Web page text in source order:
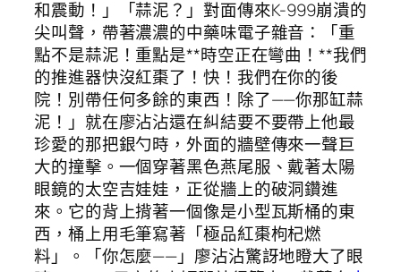
和震動！」「蒜泥？」對面傳來K-999崩潰的
尖叫聲，帶著濃濃的中藥味電子雜音：「重
點不是蒜泥！重點是**時空正在彎曲！**我們
的推進器快沒紅棗了！快！我們在你的後
院！別帶任何多餘的東西！除了——你那缸蒜
泥！」就在廖沾沾還在糾結要不要帶上他最
珍愛的那把銀勺時，外面的牆壁傳來一聲巨
大的撞擊。一個穿著黑色燕尾服、戴著太陽
眼鏡的太空吉娃娃，正從牆上的破洞鑽進
來。它的背上揹著一個像是小型瓦斯桶的東
西，桶上用毛筆寫著「極品紅棗枸杞燃
料」。「你怎麼——」廖沾沾驚訝地瞪大了眼